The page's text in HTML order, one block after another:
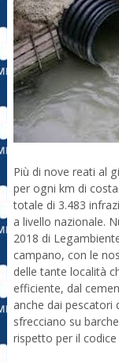
Più di nove reati al
per ogni km di
totale di 3.483
a livello nazionale.
2018 di
campano, con le
delle tante località
efficiente, dal
anche dai pescatori
sfrecciano su
rispetto per il